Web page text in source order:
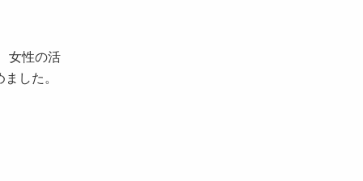
女性の活
した。